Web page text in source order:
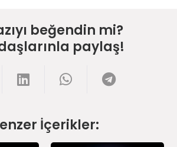
beğendin mi?
paylaş!
İçerikler: